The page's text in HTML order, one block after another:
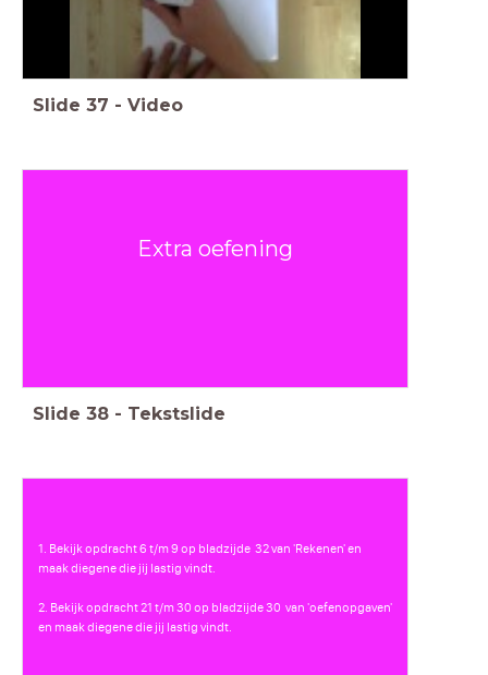
Slide 37 - Video
Extra oefening
Slide 38 - Tekstslide
1. Bekijk opdracht 6 t/m 9 op bladzijde 32 van 'Rekenen' en
maak diegene die jij lastig vindt.
2. Bekijk opdracht 21 t/m 30 op bladzijde 30 van 'oefenopgaven'
en maak diegene die jij lastig vindt.